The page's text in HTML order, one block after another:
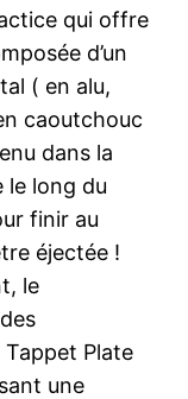
qui offre
d’un
( en alu,
caoutchouc
dans la
le long du
finir au
éjectée !
le
Plate
une